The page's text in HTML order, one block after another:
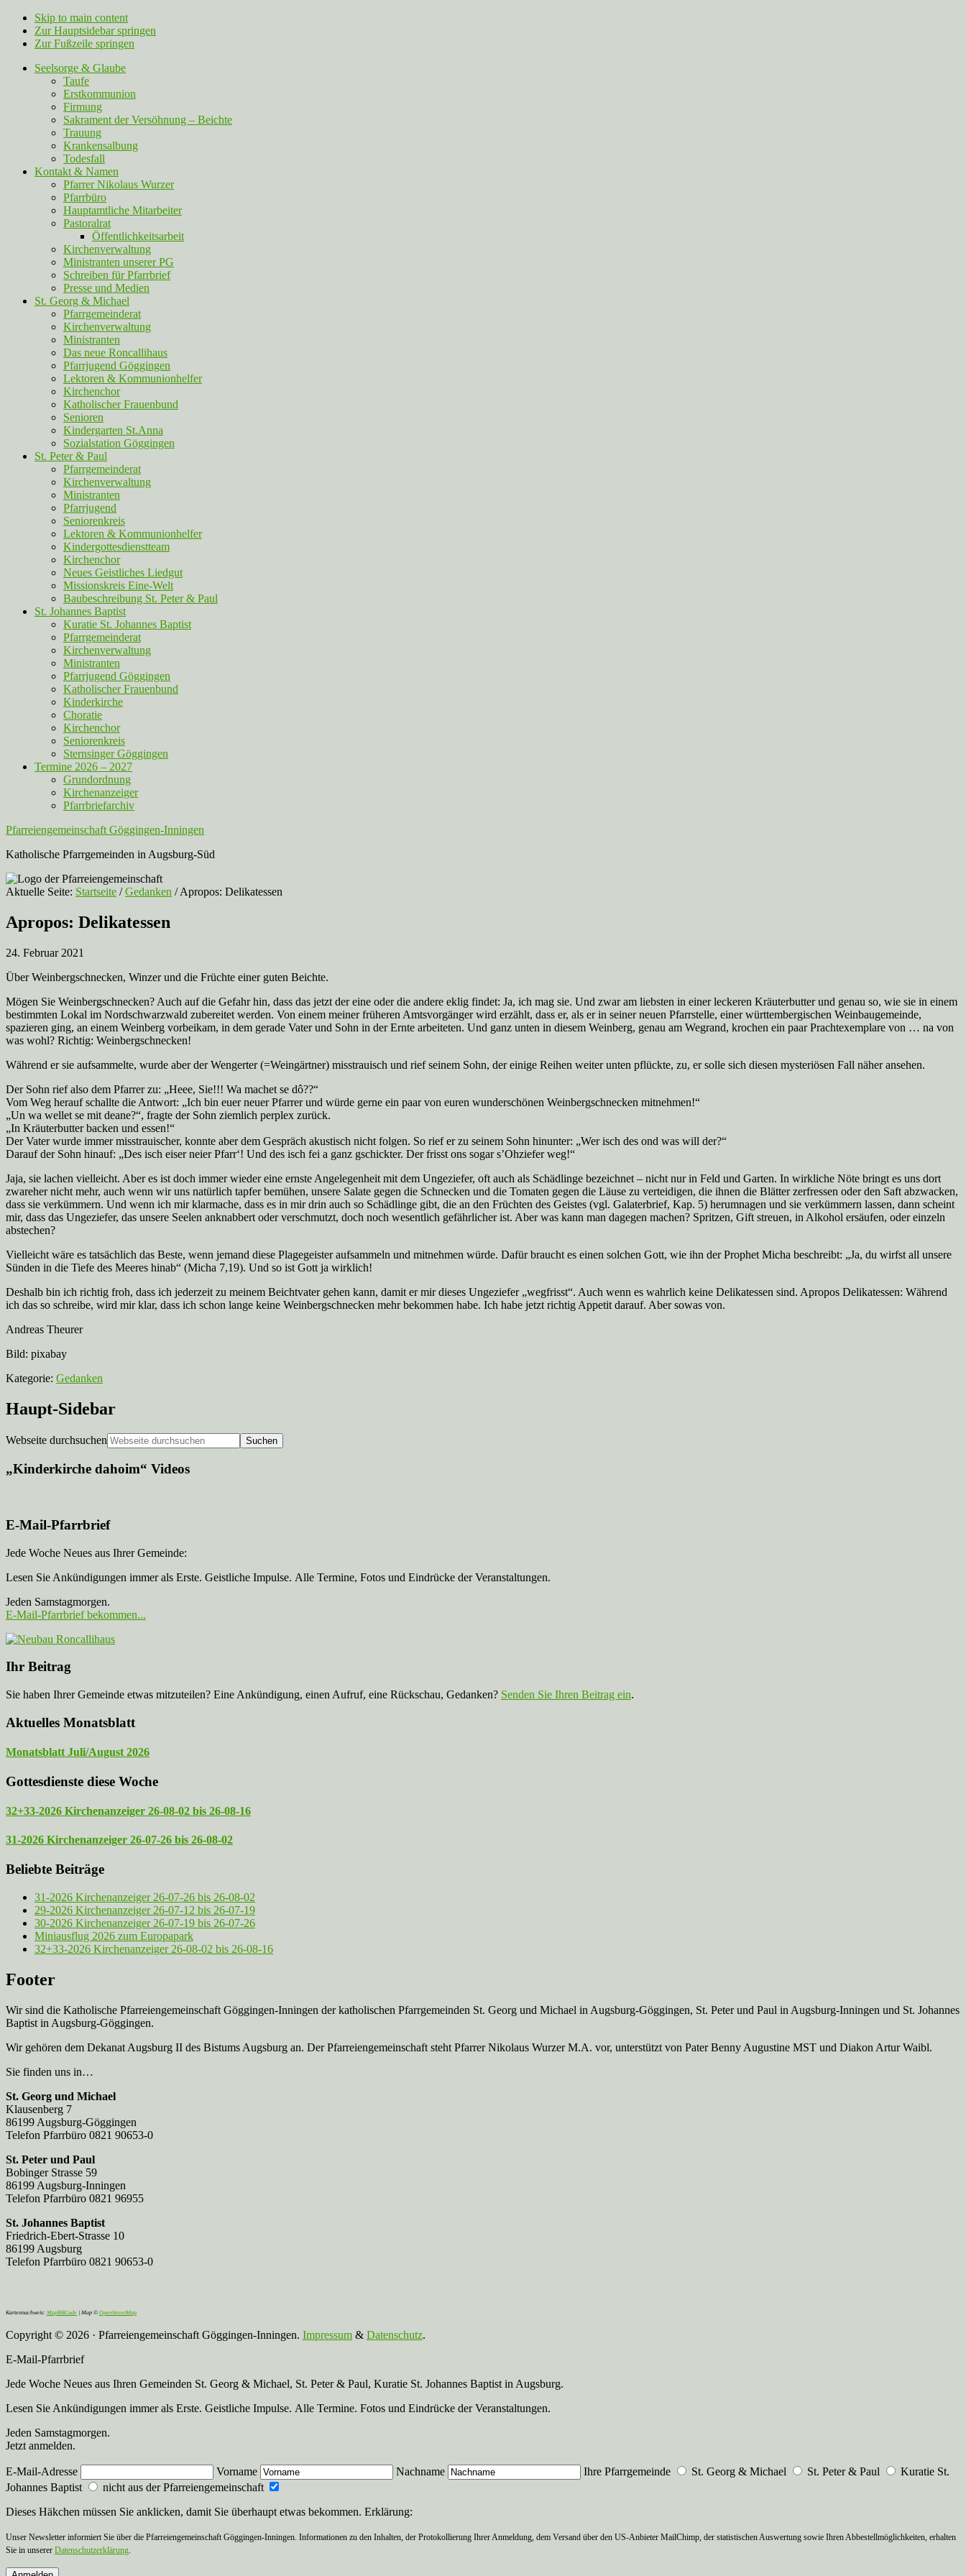
Skip to main content
Zur Hauptsidebar springen
Zur Fußzeile springen
Seelsorge & Glaube
Taufe
Erstkommunion
Firmung
Sakrament der Versöhnung – Beichte
Trauung
Krankensalbung
Todesfall
Kontakt & Namen
Pfarrer Nikolaus Wurzer
Pfarrbüro
Hauptamtliche Mitarbeiter
Pastoralrat
Öffentlichkeitsarbeit
Kirchenverwaltung
Ministranten unserer PG
Schreiben für Pfarrbrief
Presse und Medien
St. Georg & Michael
Pfarrgemeinderat
Kirchenverwaltung
Ministranten
Das neue Roncallihaus
Pfarrjugend Göggingen
Lektoren & Kommunionhelfer
Kirchenchor
Katholischer Frauenbund
Senioren
Kindergarten St.Anna
Sozialstation Göggingen
St. Peter & Paul
Pfarrgemeinderat
Kirchenverwaltung
Ministranten
Pfarrjugend
Seniorenkreis
Lektoren & Kommunionhelfer
Kindergottesdienstteam
Kirchenchor
Neues Geistliches Liedgut
Missionskreis Eine-Welt
Baubeschreibung St. Peter & Paul
St. Johannes Baptist
Kuratie St. Johannes Baptist
Pfarrgemeinderat
Kirchenverwaltung
Ministranten
Pfarrjugend Göggingen
Katholischer Frauenbund
Kinderkirche
Choratie
Kirchenchor
Seniorenkreis
Sternsinger Göggingen
Termine 2026 – 2027
Grundordnung
Kirchenanzeiger
Pfarrbriefarchiv
Pfarreiengemeinschaft Göggingen-Inningen
Katholische Pfarrgemeinden in Augsburg-Süd
Aktuelle Seite: Startseite / Gedanken /Apropos: Delikatessen
Apropos: Delikatessen
24. Februar 2021
Über Weinbergschnecken, Winzer und die Früchte einer guten Beichte.
Mögen Sie Weinbergschnecken? Auch auf die Gefahr hin, dass das jetzt der eine oder die andere eklig findet: Ja, ich mag sie. Und zwar am liebsten in einer leckeren Kräuterbutter und genau so, wie sie in einem
bestimmten Lokal im Nordschwarzwald zubereitet werden. Von einem meiner früheren Amtsvorgänger wird erzählt, dass er, als er in seiner neuen Pfarrstelle, einer württembergischen Weinbaugemeinde,
spazieren ging, an einem Weinberg vorbeikam, in dem gerade Vater und Sohn in der Ernte arbeiteten. Und ganz unten in diesem Weinberg, genau am Wegrand, krochen ein paar Prachtexemplare von … na von
was wohl? Richtig: Weinbergschnecken!
Während er sie aufsammelte, wurde aber der Wengerter (=Weingärtner) misstrauisch und rief seinem Sohn, der einige Reihen weiter unten pflückte, zu, er solle sich diesen mysteriösen Fall näher ansehen.
Der Sohn rief also dem Pfarrer zu: „Heee, Sie!!! Wa machet se dô??“
Vom Weg herauf schallte die Antwort: „Ich bin euer neuer Pfarrer und würde gerne ein paar von euren wunderschönen Weinbergschnecken mitnehmen!“
„Un wa wellet se mit deane?“, fragte der Sohn ziemlich perplex zurück.
„In Kräuterbutter backen und essen!“
Der Vater wurde immer misstrauischer, konnte aber dem Gespräch akustisch nicht folgen. So rief er zu seinem Sohn hinunter: „Wer isch des ond was will der?“
Darauf der Sohn hinauf: „Des isch eiser neier Pfarr‘! Und des isch fei a ganz gschickter. Der frisst ons sogar s’Ohziefer weg!“
Jaja, sie lachen vielleicht. Aber es ist doch immer wieder eine ernste Angelegenheit mit dem Ungeziefer, oft auch als Schädlinge bezeichnet – nicht nur in Feld und Garten. In wirkliche Nöte bringt es uns dort
zwareher nicht mehr, auch wenn wir uns natürlich tapfer bemühen, unsere Salate gegen die Schnecken und die Tomaten gegen die Läuse zu verteidigen, die ihnen die Blätter zerfressen oder den Saft abzwacken,
dass sie verkümmern. Und wenn ich mir klarmache, dass es in mir drin auch so Schädlinge gibt, die an den Früchten des Geistes (vgl. Galaterbrief, Kap. 5) herumnagen und sie verkümmern lassen, dann scheint
mir, dass das Ungeziefer, das unsere Seelen anknabbert oder verschmutzt, doch noch wesentlich gefährlicher ist. Aber was kann man dagegen machen? Spritzen, Gift streuen, in Alkohol ersäufen, oder einzeln
abstechen?
Vielleicht wäre es tatsächlich das Beste, wenn jemand diese Plagegeister aufsammeln und mitnehmen würde. Dafür braucht es einen solchen Gott, wie ihn der Prophet Micha beschreibt: „Ja, du wirfst all unsere
Sünden in die Tiefe des Meeres hinab“ (Micha 7,19). Und so ist Gott ja wirklich!
Deshalb bin ich richtig froh, dass ich jederzeit zu meinem Beichtvater gehen kann, damit er mir dieses Ungeziefer „wegfrisst“. Auch wenn es wahrlich keine Delikatessen sind. Apropos Delikatessen: Während
ich das so schreibe, wird mir klar, dass ich schon lange keine Weinbergschnecken mehr bekommen habe. Ich habe jetzt richtig Appetit darauf. Aber sowas von.
Andreas Theurer
Bild: pixabay
Kategorie: Gedanken
Haupt-Sidebar
Webseite durchsuchen
„Kinderkirche dahoim“ Videos
E-Mail-Pfarrbrief
Jede Woche Neues aus Ihrer Gemeinde:
Lesen Sie Ankündigungen immer als Erste. Geistliche Impulse. Alle Termine, Fotos und Eindrücke der Veranstaltungen.
Jeden Samstagmorgen.
E-Mail-Pfarrbrief bekommen...
Ihr Beitrag
Sie haben Ihrer Gemeinde etwas mitzuteilen? Eine Ankündigung, einen Aufruf, eine Rückschau, Gedanken? Senden Sie Ihren Beitrag ein.
Aktuelles Monatsblatt
Monatsblatt Juli/August 2026
Gottesdienste diese Woche
32+33-2026 Kirchenanzeiger 26-08-02 bis 26-08-16
31-2026 Kirchenanzeiger 26-07-26 bis 26-08-02
Beliebte Beiträge
31-2026 Kirchenanzeiger 26-07-26 bis 26-08-02
29-2026 Kirchenanzeiger 26-07-12 bis 26-07-19
30-2026 Kirchenanzeiger 26-07-19 bis 26-07-26
Miniausflug 2026 zum Europapark
32+33-2026 Kirchenanzeiger 26-08-02 bis 26-08-16
Footer
Wir sind die Katholische Pfarreien­gemeinschaft Göggingen-Inningen der katholischen Pfarrgemeinden St. Georg und Michael in Augsburg-Göggingen, St. Peter und Paul in Augsburg-Inningen und St. Johannes
Baptist in Augsburg-Göggingen.
Wir gehören dem Dekanat Augsburg II des Bistums Augsburg an. Der Pfarreien­gemeinschaft steht Pfarrer Nikolaus Wurzer M.A. vor, unterstützt von Pater Benny Augustine MST und Diakon Artur Waibl.
Sie finden uns in…
St. Georg und Michael
Klausenberg 7
86199 Augsburg-Göggingen
Telefon Pfarrbüro 0821 90653-0
St. Peter und Paul
Bobinger Strasse 59
86199 Augsburg-Inningen
Telefon Pfarrbüro 0821 96955
St. Johannes Baptist
Friedrich-Ebert-Strasse 10
86199 Augsburg
Telefon Pfarrbüro 0821 90653-0
Kartennachweis: MapBBCode | Map © OpenStreetMap
Copyright © 2026 · Pfarreiengemeinschaft Göggingen-Inningen. Impressum & Datenschutz.
E-Mail-Pfarrbrief
Jede Woche Neues aus Ihren Gemeinden St. Georg & Michael, St. Peter & Paul, Kuratie St. Johannes Baptist in Augsburg.
Lesen Sie Ankündigungen immer als Erste. Geistliche Impulse. Alle Termine. Fotos und Eindrücke der Veranstaltungen.
Jeden Samstagmorgen.
Jetzt anmelden.
E-Mail-Adresse Vorname Nachname Ihre Pfarrgemeinde St. Georg & Michael St. Peter & Paul
Kuratie St.
Johannes Baptist
nicht aus der Pfarreiengemeinschaft
Dieses Häkchen müssen Sie anklicken, damit Sie überhaupt etwas bekommen. Erklärung:
Unser Newsletter informiert Sie über die Pfarreiengemeinschaft Göggingen-Inningen. Informationen zu den Inhalten, der Protokollierung Ihrer Anmeldung, dem Versand über den US-Anbieter MailChimp, der statistischen Auswertung sowie Ihren Abbestellmöglichkeiten, erhalten
Sie in unserer Datenschutzerklärung